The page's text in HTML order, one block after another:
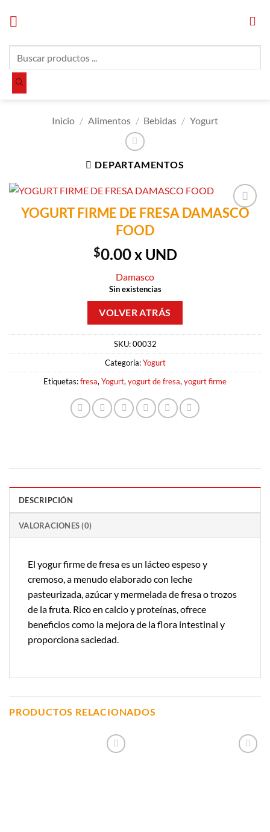
productos
Inicio / Alimentos / Bebidas / Yogurt
DEPARTAMENTOS
Añadir a
YOGURT FIRME DE FRESA DAMASCO
FOOD
$0.00x UND
Damasco
Sin existencias
SKU:00032
Categoría:Yogurt
Etiquetas:fresa, Yogurt, yogurt de fresa, yogurt firme
DESCRIPCIÓN
VALORACIONES (0)
El yogur firme de fresa es un lácteo espeso y
cremoso, a menudo elaborado con leche
pasteurizada, azúcar y mermelada de fresa o trozos
de la fruta. Rico en calcio y proteínas, ofrece
beneficios como la mejora de la flora intestinal y
proporciona saciedad.
PRODUCTOS RELACIONADOS